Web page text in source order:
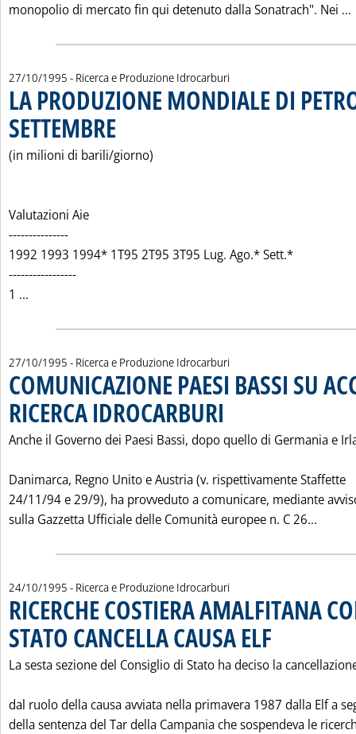
monopolio di mercato fin qui detenuto dalla Sonatrach". Nei ...
27/10/1995 - Ricerca e Produzione Idrocarburi
LA PRODUZIONE MONDIALE DI
SETTEMBRE
(in milioni di barili/giorno)
Valutazioni Aie
---------------
1992 1993 1994* 1T95 2T95 3T95 Lug. Ago.* Sett.*
-----------------
1 ...
27/10/1995 - Ricerca e Produzione Idrocarburi
COMUNICAZIONE PAESI BASSI SU
RICERCA IDROCARBURI
Anche il Governo dei Paesi Bassi, dopo quello di Germania e
Danimarca, Regno Unito e Austria (v. rispettivamente Staffette
24/11/94 e 29/9), ha provveduto a comunicare, mediante
sulla Gazzetta Ufficiale delle Comunità europee n. C 26...
24/10/1995 - Ricerca e Produzione Idrocarburi
RICERCHE COSTIERA AMALFITANA
STATO CANCELLA CAUSA ELF
La sesta sezione del Consiglio di Stato ha deciso la
dal ruolo della causa avviata nella primavera 1987 dalla Elf a
della sentenza del Tar della Campania che sospendeva le